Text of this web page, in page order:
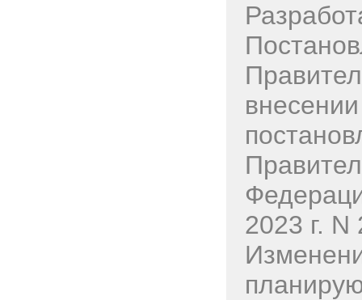
2023 г.